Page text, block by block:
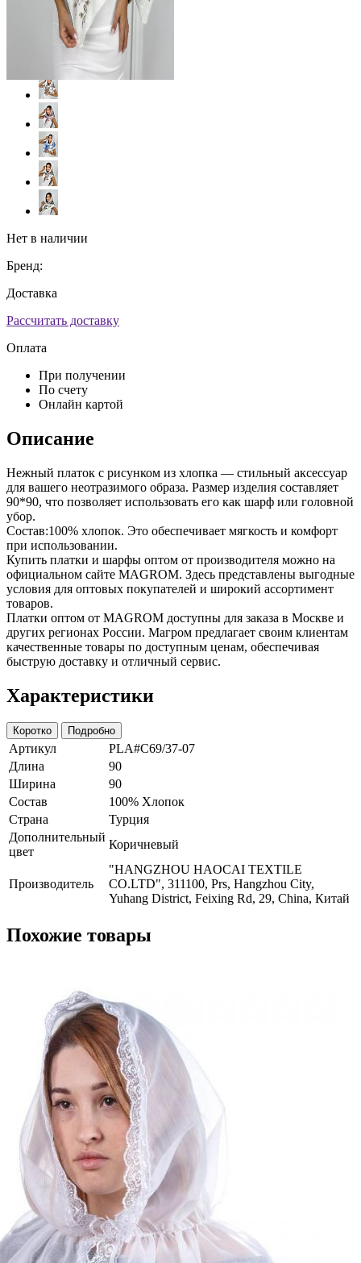
Нет в наличии
Бренд:
Доставка
Рассчитать доставку
Оплата
При получении
По счету
Онлайн картой
Описание
Нежный платок с рисунком из хлопка — стильный аксессуар
для вашего неотразимого образа. Размер изделия составляет
90*90, что позволяет использовать его как шарф или головной
убор.
Состав:100% хлопок. Это обеспечивает мягкость и комфорт
при использовании.
Купить платки и шарфы оптом от производителя можно на
официальном сайте MAGROM. Здесь представлены выгодные
условия для оптовых покупателей и широкий ассортимент
товаров.
Платки оптом от MAGROM доступны для заказа в Москве и
других регионах России. Магром предлагает своим клиентам
качественные товары по доступным ценам, обеспечивая
быструю доставку и отличный сервис.
Характеристики
Коротко Подробно
Артикул
PLA#C69/37-07
Длина
90
Ширина
90
Состав
100% Хлопок
Страна
Турция
Дополнительный
цвет
Коричневый
Производитель
"HANGZHOU HAOCAI TEXTILE
CO.LTD", 311100, Prs, Hangzhou City,
Yuhang District, Feixing Rd, 29, China, Китай
Похожие товары